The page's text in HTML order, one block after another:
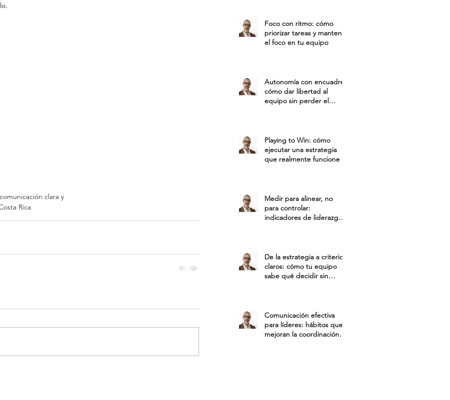
clara y
Rica
Foco con ritmo: cómo
priorizar tareas y mantener
el foco en tu equipo
Autonomía con encuadre:
cómo dar libertad al
equipo sin perder el
Playing to Win: cómo
ejecutar una estrategia
que realmente funcione
Medir para alinear, no
para controlar:
indicadores de liderazgo
De la estrategia a criterios
claros: cómo tu equipo
sabe qué decidir sin
Comunicación efectiva
para líderes: hábitos que
mejoran la coordinación